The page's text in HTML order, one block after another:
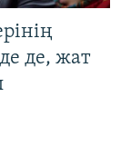
де, жат